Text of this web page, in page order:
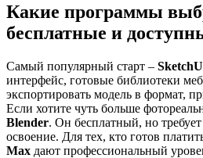
Какие программы
бесплатные и
Самый популярный старт –
интерфейс, готовые библиотеки
экспортировать модель в формат,
Если хотите чуть больше
Blender. Он бесплатный, но
освоение. Для тех, кто готов
Max дают профессиональный